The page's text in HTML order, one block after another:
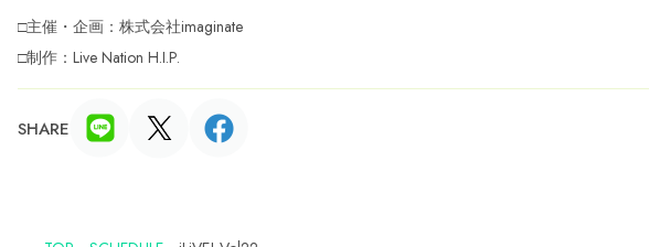
□主催・企画：株式会社imaginate
□制作：Live Nation H.I.P.
SHARE